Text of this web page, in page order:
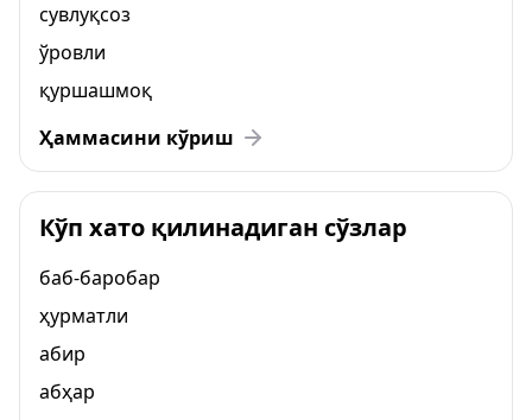
сувлуқсоз
ўровли
қуршашмоқ
Ҳаммасини кўриш
Кўп хато қилинадиган сўзлар
баб-баробар
ҳурматли
абир
абҳар